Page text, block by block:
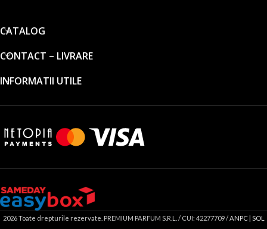
CATALOG
CONTACT – LIVRARE
INFORMATII UTILE
2026 Toate drepturile rezervate. PREMIUM PARFUM S.R.L. / CUI: 42277709 /ANPC | SOL